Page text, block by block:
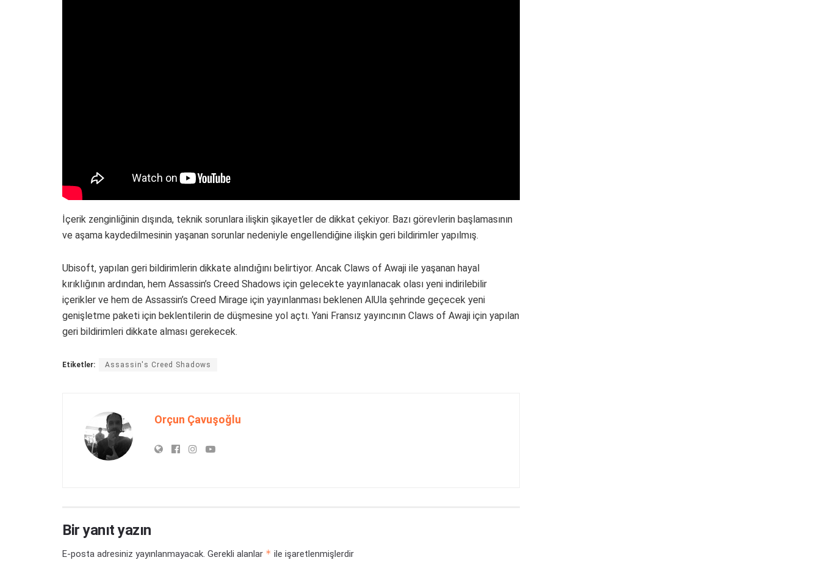
İçerik zenginliğinin dışında, teknik sorunlara ilişkin şikayetler de dikkat çekiyor. Bazı görevlerin başlamasının
ve aşama kaydedilmesinin yaşanan sorunlar nedeniyle engellendiğine ilişkin geri bildirimler yapılmış.
Ubisoft, yapılan geri bildirimlerin dikkate alındığını belirtiyor. Ancak Claws of Awaji ile yaşanan hayal
kırıklığının ardından, hem Assassin’s Creed Shadows için gelecekte yayınlanacak olası yeni indirilebilir
içerikler ve hem de Assassin’s Creed Mirage için yayınlanması beklenen AlUla şehrinde geçecek yeni
genişletme paketi için beklentilerin de düşmesine yol açtı. Yani Fransız yayıncının Claws of Awaji için yapılan
geri bildirimleri dikkate alması gerekecek.
Etiketler: Assassin's Creed Shadows
Orçun Çavuşoğlu
Bir yanıt yazın
E-posta adresiniz yayınlanmayacak. Gerekli alanlar * ile işaretlenmişlerdir